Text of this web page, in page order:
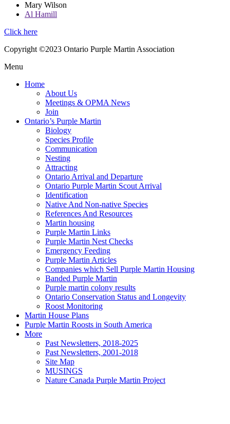
Mary Wilson
Al Hamill
Click here
Copyright ©2023 Ontario Purple Martin Association
Menu
Home
About Us
Meetings & OPMA News
Join
Ontario’s Purple Martin
Biology
Species Profile
Communication
Nesting
Attracting
Ontario Arrival and Departure
Ontario Purple Martin Scout Arrival
Identification
Native And Non-native Species
References And Resources
Martin housing
Purple Martin Links
Purple Martin Nest Checks
Emergency Feeding
Purple Martin Articles
Companies which Sell Purple Martin Housing
Banded Purple Martin
Purple martin colony results
Ontario Conservation Status and Longevity
Roost Monitoring
Martin House Plans
Purple Martin Roosts in South America
More
Past Newsletters, 2018-2025
Past Newsletters, 2001-2018
Site Map
MUSINGS
Nature Canada Purple Martin Project